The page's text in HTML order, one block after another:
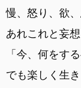
慢、怒り、欲
あれこれと妄
「今、何をす
でも楽しく生